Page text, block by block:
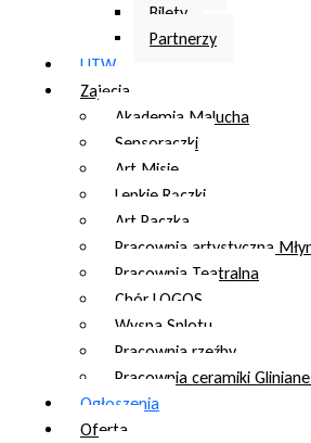
Bilety
Partnerzy
UTW
Zajęcia
Akademia Malucha
Sensoraczki
Art Misie
Lepkie Rączki
Art Paczka
Pracownia artystyczna
Pracownia Teatralna
Chór LOGOS
Wyspa Splotu
Pracownia rzeźby
Pracownia ceramiki
Ogłoszenia
Oferta